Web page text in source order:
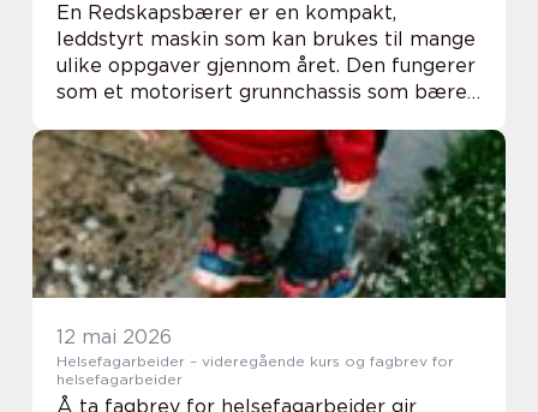
En Redskapsbærer er en kompakt,
leddstyrt maskin som kan brukes til mange
ulike oppgaver gjennom året. Den fungerer
som et motorisert grunnchassis som bærer
på toppen. Med riktig oppsett kan én
maskin feie ga...
12 mai 2026
Helsefagarbeider – videregående kurs og fagbrev for
helsefagarbeider
Å ta fagbrev for helsefagarbeider gir